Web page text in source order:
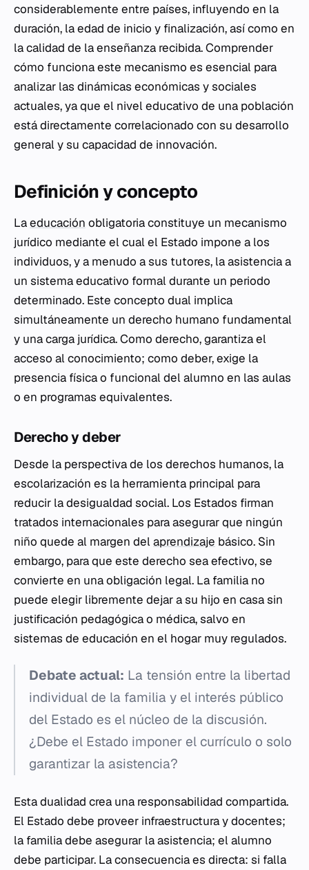
considerablemente entre países, influyendo en la
duración, la edad de inicio y finalización, así como en
la calidad de la enseñanza recibida. Comprender
cómo funciona este mecanismo es esencial para
analizar las dinámicas económicas y sociales
actuales, ya que el nivel educativo de una población
está directamente correlacionado con su desarrollo
general y su capacidad de innovación.
Definición y concepto
Laeducación obligatoria constituye un mecanismo
jurídico mediante el cual el Estado impone a los
individuos, y a menudo a sus tutores, la asistencia a
un sistema educativo formal durante un periodo
determinado. Este concepto dual implica
simultáneamente un derecho humano fundamental
y una carga jurídica. Como derecho, garantiza el
acceso al conocimiento; como deber, exige la
presencia física o funcional del alumno en las aulas
o en programas equivalentes.
Derecho y deber
Desde la perspectiva de los derechos humanos, la
escolarización es la herramienta principal para
reducir la desigualdad social. Los Estados firman
tratados internacionales para asegurar que ningún
niño quede al margen delaprendizaje básico. Sin
embargo, para que este derecho sea efectivo, se
convierte en una obligación legal. La familia no
puede elegir libremente dejar a su hijo en casa sin
justificación pedagógica o médica, salvo en
sistemas de educación en el hogar muy regulados.
Debate actual: La tensión entre la libertad
individual de la familia y el interés público
del Estado es el núcleo de la discusión.
¿Debe el Estado imponer el currículo o solo
garantizar la asistencia?
Esta dualidad crea una responsabilidad compartida.
El Estado debe proveer infraestructura y docentes;
la familia debe asegurar la asistencia; el alumno
debe participar. La consecuencia es directa: si falla